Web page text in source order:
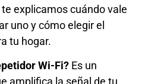
explicamos cuándo vale
uno y cómo elegir el
tu hogar.
Wi-Fi? Es un
amplifica la señal de tu